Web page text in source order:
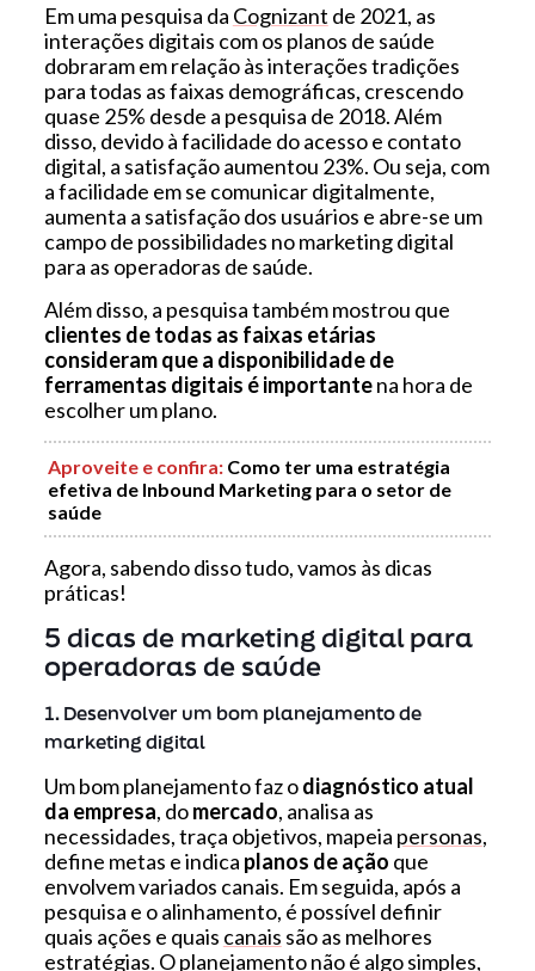
Em uma pesquisa da Cognizant de 2021, as
interações digitais com os planos de saúde
dobraram em relação às interações tradições
para todas as faixas demográficas, crescendo
quase 25% desde a pesquisa de 2018. Além
disso, devido à facilidade do acesso e contato
digital, a satisfação aumentou 23%. Ou seja, com
a facilidade em se comunicar digitalmente,
aumenta a satisfação dos usuários e abre-se um
campo de possibilidades no marketing digital
para as operadoras de saúde.
Além disso, a pesquisa também mostrou que
clientes de todas as faixas etárias
consideram que a disponibilidade de
ferramentas digitais é importantena hora de
escolher um plano.
Aproveite e confira: Como ter uma estratégia
efetiva de Inbound Marketing para o setor de
saúde
Agora, sabendo disso tudo, vamos às dicas
práticas!
5 dicas de marketing digital para
operadoras de saúde
1. Desenvolver um bom planejamento de
marketing digital
Um bom planejamento faz odiagnóstico atual
da empresa, domercado, analisa as
necessidades, traça objetivos, mapeia personas,
define metas e indica planos de ação que
envolvem variados canais. Em seguida, após a
pesquisa e o alinhamento, é possível definir
quais ações e quais canais são as melhores
estratégias. O planejamento não é algo simples,